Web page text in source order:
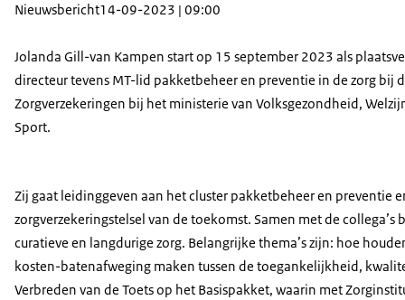
Nieuwsbericht14-09-2023 | 09:00
Jolanda Gill-van Kampen start op 15 september 2023 als
directeur tevens MT-lid pakketbeheer en preventie in de zorg bij
Zorgverzekeringen bij het ministerie van Volksgezondheid,
Sport.
Zij gaat leidinggeven aan het cluster pakketbeheer en preventie
zorgverzekeringstelsel van de toekomst. Samen met de
curatieve en langdurige zorg. Belangrijke thema’s zijn: hoe
kosten-batenafweging maken tussen de toegankelijkheid,
Verbreden van de Toets op het Basispakket, waarin met